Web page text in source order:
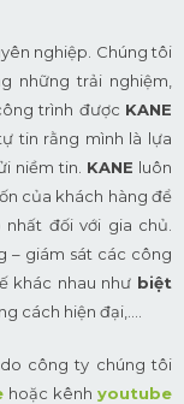
nghiệp. Chúng tôi
những trải nghiệm,
trình được KANE
tin rằng mình là lựa
niềm tin. KANE luôn
của khách hàng để
đối với gia chủ.
– giám sát các công
khác nhau như biệt
cách hiện đại,….
công ty chúng tôi
hoặc kênh youtube